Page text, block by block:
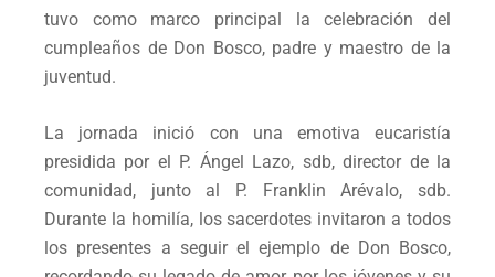
tuvo como marco principal la celebración del
cumpleaños de Don Bosco, padre y maestro de la
juventud.
La jornada inició con una emotiva eucaristía
presidida por el P. Ángel Lazo, sdb, director de la
comunidad, junto al P. Franklin Arévalo, sdb.
Durante la homilía, los sacerdotes invitaron a todos
los presentes a seguir el ejemplo de Don Bosco,